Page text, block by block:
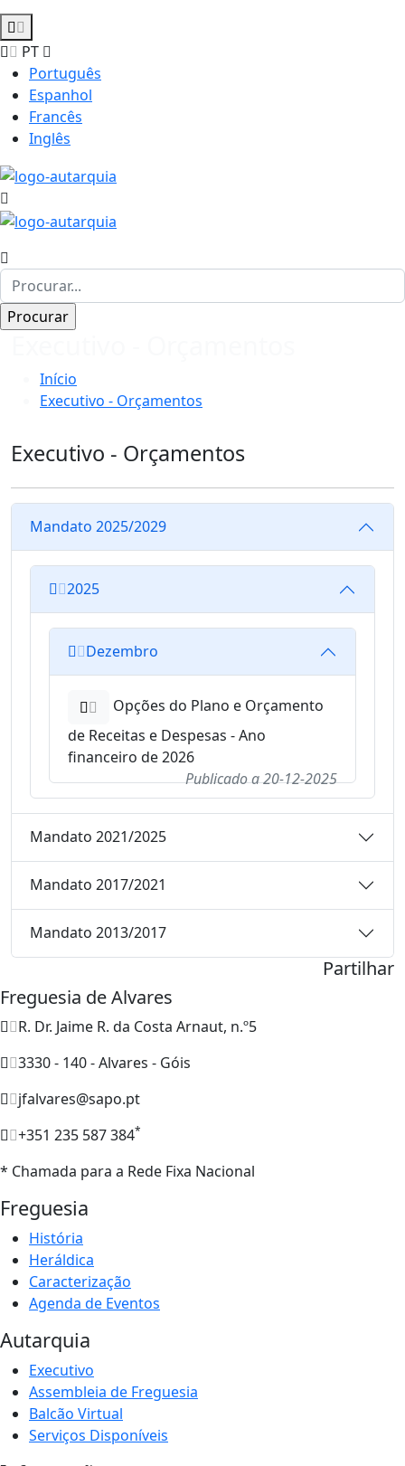
PT
Português
Espanhol
Francês
Inglês
Início
Executivo - Orçamentos
Executivo - Orçamentos
Mandato 2025/2029
2025
Dezembro
Opções do Plano e Orçamento
de Receitas e Despesas - Ano
financeiro de 2026
Publicado a20-12-2025
Mandato 2021/2025
Mandato 2017/2021
Mandato 2013/2017
Partilhar
Freguesia de Alvares
R. Dr. Jaime R. da Costa Arnaut, n.º5
3330 - 140 - Alvares - Góis
jfalvares@sapo.pt
+351 235 587 384*
* Chamada para a Rede Fixa Nacional
Freguesia
História
Heráldica
Caracterização
Agenda de Eventos
Autarquia
Executivo
Assembleia de Freguesia
Balcão Virtual
Serviços Disponíveis